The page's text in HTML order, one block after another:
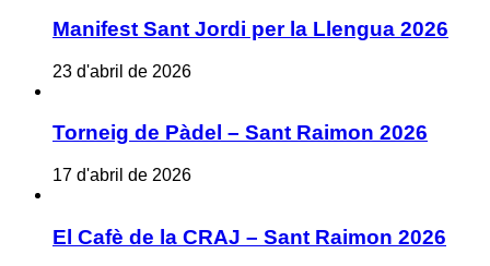
Manifest Sant Jordi per la Llengua 2026
23 d'abril de 2026
Torneig de Pàdel – Sant Raimon 2026
17 d'abril de 2026
El Cafè de la CRAJ – Sant Raimon 2026